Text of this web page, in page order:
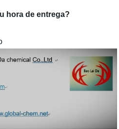
hora de entrega?